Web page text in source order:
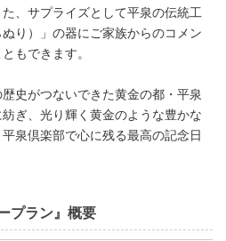
、サプライズとして平泉の伝統工
り）」の器にご家族からのコメン
もできます。
史がつないできた黄金の都・平泉
ぎ、光り輝く黄金のような豊かな
泉倶楽部で心に残る最高の記念日
プラン』概要